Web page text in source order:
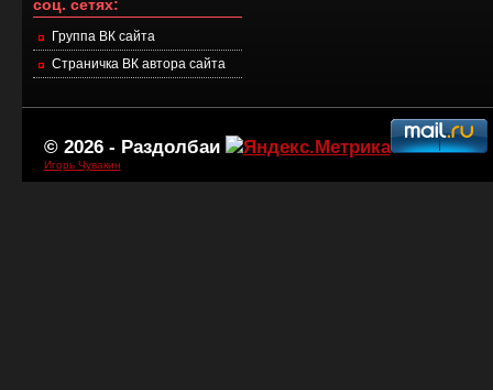
соц. сетях:
Группа ВК сайта
Страничка ВК автора сайта
© 2026 - Раздолбаи
Игорь Чувакин